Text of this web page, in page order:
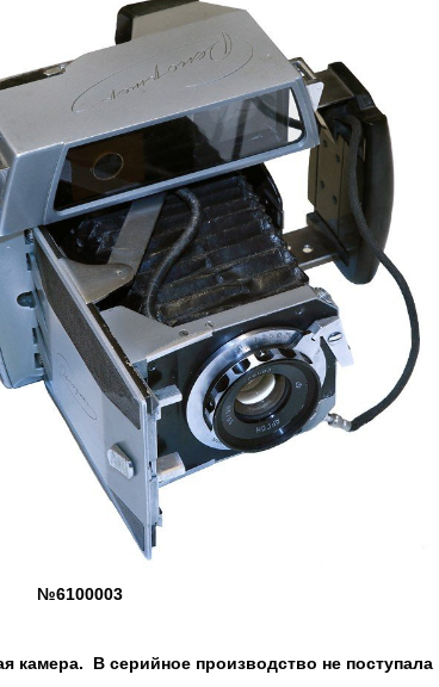
камера. В серийное производство не поступала